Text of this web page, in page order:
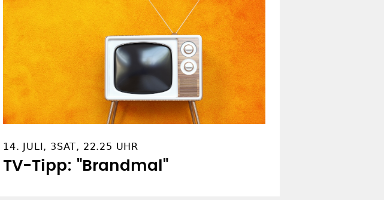
14. JULI, 3SAT, 22.25 UHR
TV-Tipp: "Brandmal"